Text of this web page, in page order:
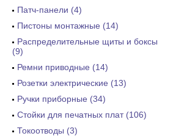
Патч-панели (4)
Пистоны монтажные (14)
Распределительные щиты и боксы
(9)
Ремни приводные (14)
Розетки электрические (13)
Ручки приборные (34)
Стойки для печатных плат (106)
Токоотводы (3)